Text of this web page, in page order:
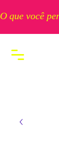
O que você